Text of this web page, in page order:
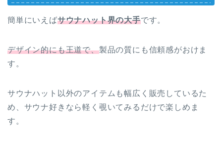
簡単にいえばサウナハット界の大手です。
デザイン的にも王道で、製品の質にも信頼感がおけま
す。
サウナハット以外のアイテムも幅広く販売しているた
め、サウナ好きなら軽く覗いてみるだけで楽しめま
す。